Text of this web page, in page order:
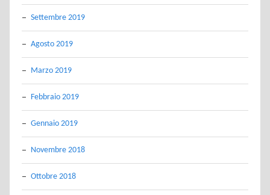
Settembre 2019
Agosto 2019
Marzo 2019
Febbraio 2019
Gennaio 2019
Novembre 2018
Ottobre 2018